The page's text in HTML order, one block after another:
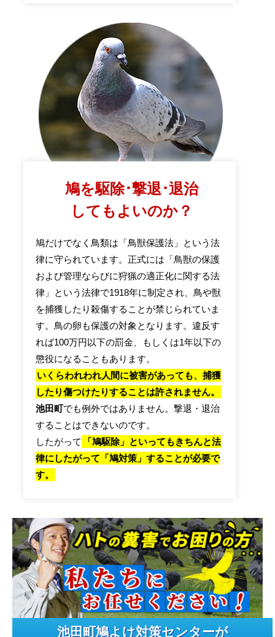
鳩を駆除･撃退･退治
してもよいのか？
鳩だけでなく鳥類は「鳥獣保護法」という法
律に守られています。正式には「鳥獣の保護
および管理ならびに狩猟の適正化に関する法
律」という法律で1918年に制定され、鳥や獣
を捕獲したり殺傷することが禁じられていま
す。鳥の卵も保護の対象となります。違反す
れば100万円以下の罰金、もしくは1年以下の
懲役になることもあります。
いくらわれわれ人間に被害があっても、捕獲
したり傷つけたりすることは許されません。
池田町でも例外ではありません。撃退・退治
することはできないのです。
したがって
「鳩駆除」といってもきちんと法
律にしたがって「鳩対策」することが必要で
す。
池田町鳩よけ対策センターが